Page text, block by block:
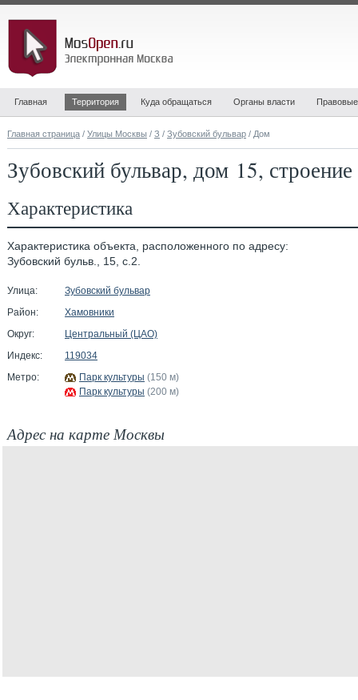
Главная Территория Куда обращаться Органы власти
Главная страница / Улицы Москвы / З / Зубовский бульвар / Дом
Зубовский бульвар, дом 15,
Характеристика
Характеристика объекта, расположенного по адресу:
Зубовский бульв., 15, с.2.
Улица:
Зубовский бульвар
Район:
Хамовники
Округ:
Центральный (ЦАО)
Индекс:
119034
Метро:
Парк культуры (150 м)
Парк культуры (200 м)
Адрес на карте Москвы